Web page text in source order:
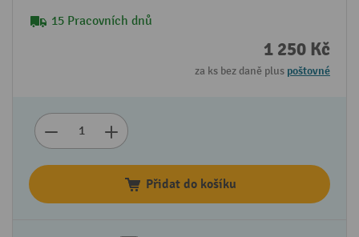
15 Pracovních dnů
1 250 Kč
za ks bez daně plus poštovné
Přidat do košíku